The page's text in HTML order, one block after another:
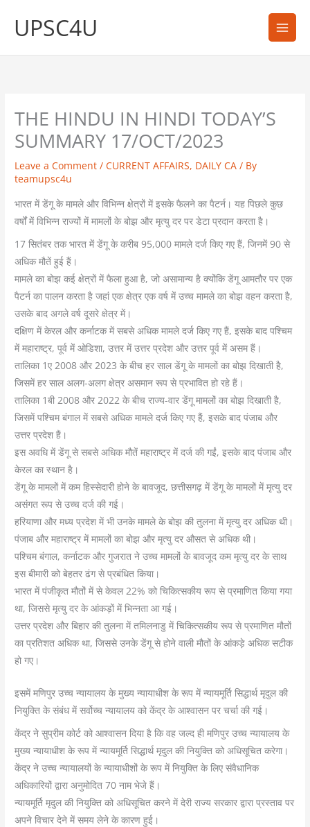
UPSC4U
THE HINDU IN HINDI TODAY’S
SUMMARY 17/OCT/2023
Leave a Comment /CURRENT AFFAIRS, DAILY CA / By
teamupsc4u
भारत में डेंगू के मामले और विभिन्न क्षेत्रों में इसके फैलने का पैटर्न। यह पिछले कुछ
वर्षों में विभिन्न राज्यों में मामलों के बोझ और मृत्यु दर पर डेटा प्रदान करता है।
17 सितंबर तक भारत में डेंगू के करीब 95,000 मामले दर्ज किए गए हैं, जिनमें 90 से
अधिक मौतें हुई हैं।
मामले का बोझ कई क्षेत्रों में फैला हुआ है, जो असामान्य है क्योंकि डेंगू आमतौर पर एक
पैटर्न का पालन करता है जहां एक क्षेत्र एक वर्ष में उच्च मामले का बोझ वहन करता है,
उसके बाद अगले वर्ष दूसरे क्षेत्र में।
दक्षिण में केरल और कर्नाटक में सबसे अधिक मामले दर्ज किए गए हैं, इसके बाद पश्चिम
में महाराष्ट्र, पूर्व में ओडिशा, उत्तर में उत्तर प्रदेश और उत्तर पूर्व में असम हैं।
तालिका 1ए 2008 और 2023 के बीच हर साल डेंगू के मामलों का बोझ दिखाती है,
जिसमें हर साल अलग-अलग क्षेत्र असमान रूप से प्रभावित हो रहे हैं।
तालिका 1बी 2008 और 2022 के बीच राज्य-वार डेंगू मामलों का बोझ दिखाती है,
जिसमें पश्चिम बंगाल में सबसे अधिक मामले दर्ज किए गए हैं, इसके बाद पंजाब और
उत्तर प्रदेश हैं।
इस अवधि में डेंगू से सबसे अधिक मौतें महाराष्ट्र में दर्ज की गईं, इसके बाद पंजाब और
केरल का स्थान है।
डेंगू के मामलों में कम हिस्सेदारी होने के बावजूद, छत्तीसगढ़ में डेंगू के मामलों में मृत्यु दर
असंगत रूप से उच्च दर्ज की गई।
हरियाणा और मध्य प्रदेश में भी उनके मामले के बोझ की तुलना में मृत्यु दर अधिक थी।
पंजाब और महाराष्ट्र में मामलों का बोझ और मृत्यु दर औसत से अधिक थी।
पश्चिम बंगाल, कर्नाटक और गुजरात ने उच्च मामलों के बावजूद कम मृत्यु दर के साथ
इस बीमारी को बेहतर ढंग से प्रबंधित किया।
भारत में पंजीकृत मौतों में से केवल 22% को चिकित्सकीय रूप से प्रमाणित किया गया
था, जिससे मृत्यु दर के आंकड़ों में भिन्नता आ गई।
उत्तर प्रदेश और बिहार की तुलना में तमिलनाडु में चिकित्सकीय रूप से प्रमाणित मौतों
का प्रतिशत अधिक था, जिससे उनके डेंगू से होने वाली मौतों के आंकड़े अधिक सटीक
हो गए।
इसमें मणिपुर उच्च न्यायालय के मुख्य न्यायाधीश के रूप में न्यायमूर्ति सिद्धार्थ मृदुल की
नियुक्ति के संबंध में सर्वोच्च न्यायालय को केंद्र के आश्वासन पर चर्चा की गई।
केंद्र ने सुप्रीम कोर्ट को आश्वासन दिया है कि वह जल्द ही मणिपुर उच्च न्यायालय के
मुख्य न्यायाधीश के रूप में न्यायमूर्ति सिद्धार्थ मृदुल की नियुक्ति को अधिसूचित करेगा।
केंद्र ने उच्च न्यायालयों के न्यायाधीशों के रूप में नियुक्ति के लिए संवैधानिक
अधिकारियों द्वारा अनुमोदित 70 नाम भेजे हैं।
न्यायमूर्ति मृदुल की नियुक्ति को अधिसूचित करने में देरी राज्य सरकार द्वारा प्रस्ताव पर
अपने विचार देने में समय लेने के कारण हुई।